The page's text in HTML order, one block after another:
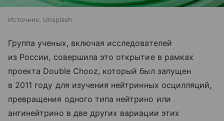
Источник: Unsplash
Группа ученых, включая исследователей
из России, совершила это открытие в рамках
проекта Double Chooz, который был запущен
в 2011 году для изучения нейтринных осцилляций,
превращения одного типа нейтрино или
антинейтрино в две других вариации этих